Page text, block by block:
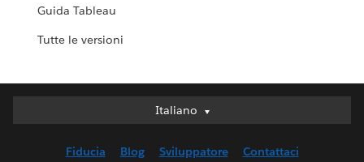
Guida Tableau
Tutte le versioni
Italiano
Italiano
English (UK)
Fiducia Blog Sviluppatore Contattaci